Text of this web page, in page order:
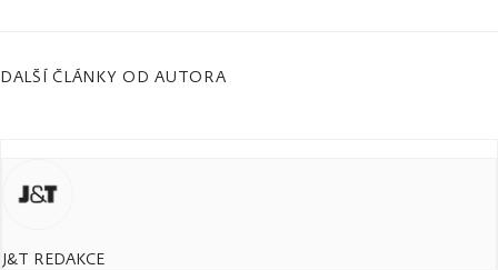
DALŠÍ ČLÁNKY OD AUTORA
J&T REDAKCE